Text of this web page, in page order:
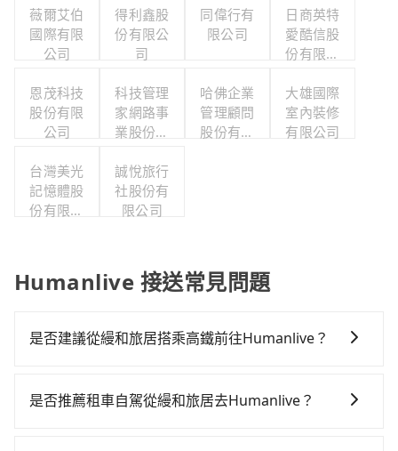
薇爾艾伯
國際有限
公司
得利鑫股
份有限公
司
同偉行有
限公司
日商英特
愛酷信股
份有限公
公司
恩茂科技
股份有限
公司
科技管理
家網路事
業股份有
哈佛企業
管理顧問
股份有限
大雄國際
室內裝修
有限公司
台灣美光
記憶體股
份有限公
誠悅旅行
社股份有
限公司
Humanlive 接送常見問題
是否建議從縵和旅居搭乘高鐵前往Humanlive？
適、較貴、費時！從最早06:25一直到23:07，台中-台南
是否推薦租車自駕從縵和旅居去Humanlive？